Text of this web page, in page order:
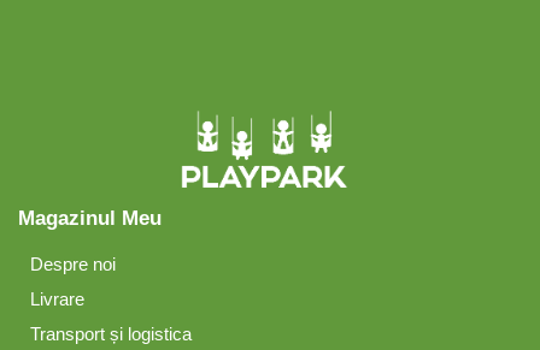
Magazinul Meu
Despre noi
Livrare
Transport și logistica